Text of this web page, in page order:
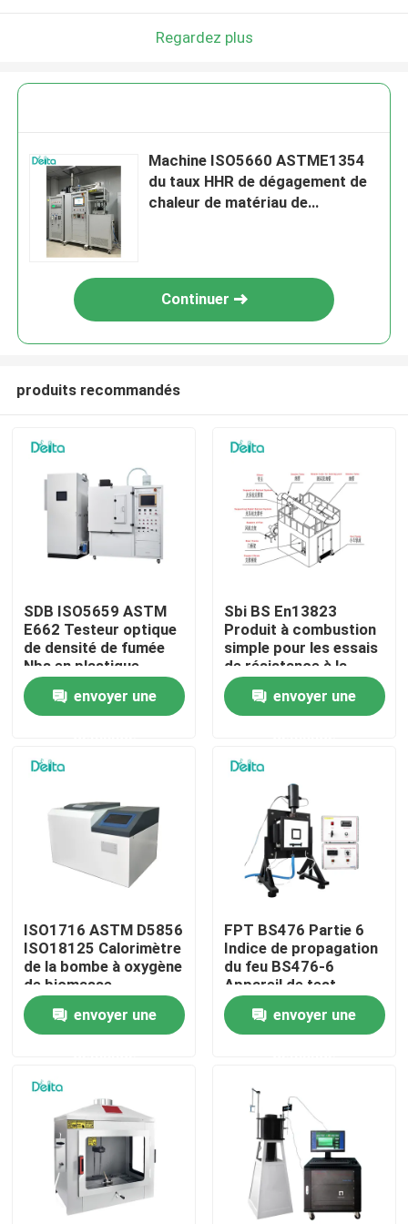
À la maison
Vidéos
À propos de nous
Visite de l'usine
Contrôle de la qualité
Demandez un devis
Équipement d'essai électrique
Matériel d'essai au feu
Regardez plus
Machine ISO5660 ASTME1354
du taux HHR de dégagement de
chaleur de matériau de
Continuer
produits recommandés
SDB ISO5659 ASTM
E662 Testeur optique
de densité de fumée
Nbs en plastique
envoyer une
Sbi BS En13823
Produit à combustion
simple pour les essais
de résistance à la
flamme
envoyer une
ISO1716 ASTM D5856
ISO18125 Calorimètre
de la bombe à oxygène
de biomasse
Calorimètre de la
valeur calorifique du
charbon
envoyer une
FPT BS476 Partie 6
Indice de propagation
du feu BS476-6
Appareil de test
envoyer une